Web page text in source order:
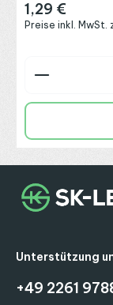
Regulärer Preis:
1,29 €
Preise inkl. MwSt.
Produkt
Unterstützung
+49 2261